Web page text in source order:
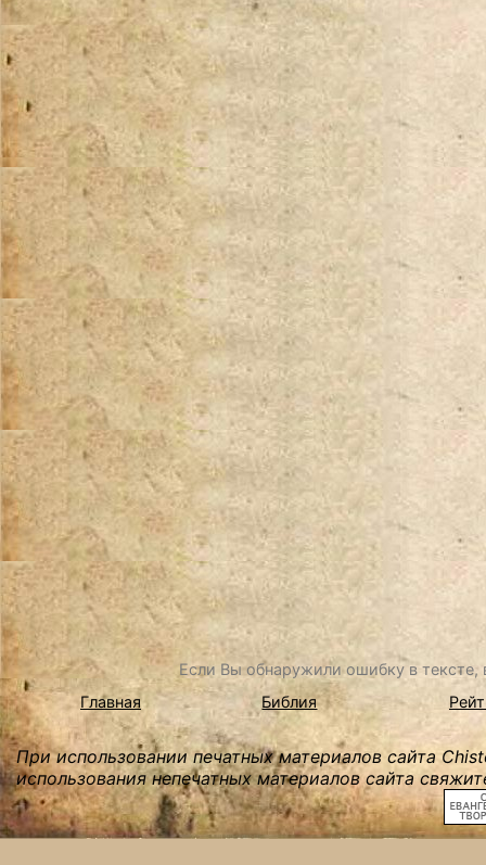
Если Вы обнаружили ошибку в
Главная
Библия
При использовании печатных материалов сайта
использования непечатных материалов сайта